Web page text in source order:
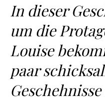
In dieser
um die
Louise
paar